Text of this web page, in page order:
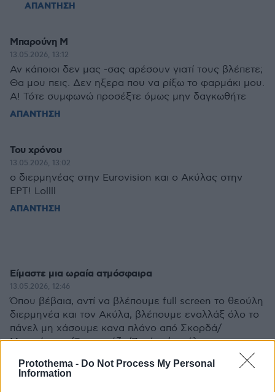
Protothema - Do Not Process My Personal
Information
ΑΠΑΝΤΗΣΗ
Μπαρούνη Μ
13.05.2026, 13:12
Αν κάποιοι δεν μας -σας αρέσουν γιατί τους βλέπετε;
Θα μου πεις. Δεν ηξερα που να ρίξω το φαρμάκι μου.
Α! Τότε συμφωνώ προσέξτε όμως μην δαγκωθήτε
ΑΠΑΝΤΗΣΗ
Του χρόνου
13.05.2026, 13:02
ο διερμηνέας στην Eurovision και ο Ακύλας στην
ΕΡΤ! Lollll
ΑΠΑΝΤΗΣΗ
Είμαστε μια ωραία ατμόσφαιρα
13.05.2026, 12:46
Όπου βέβαια, αντί να βλέπουμε full screen το θεούλη
διερμηνέα και τον Ακύλα, βλέπουμε εναλλάξ όλο το
πάνελ μη χάσουμε κανα πλάνο από Σκορδά/
Μικρούτσικο/Ουγγαρέζο/Ζαρίφη/και όλους τους
ΑΠΑΝΤΗΣΗ